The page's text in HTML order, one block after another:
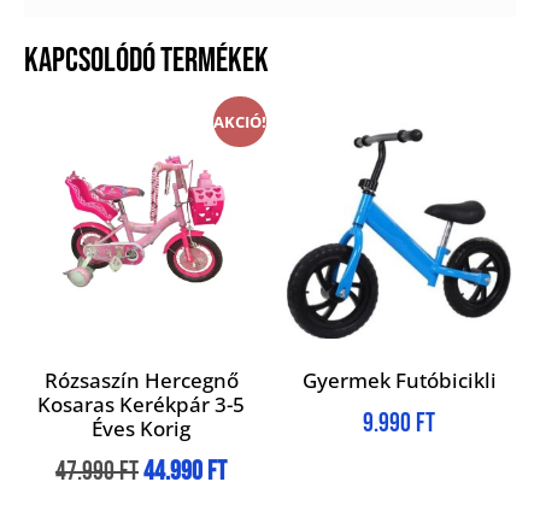
KAPCSOLÓDÓ TERMÉKEK
AKCIÓ!
Rózsaszín Hercegnő
Kosaras Kerékpár 3-5
Éves Korig
47.990Ft44.990Ft
Gyermek Futóbicikli
9.990 Ft